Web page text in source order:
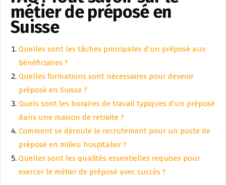
métier de préposé en
Suisse
Quelles sont les tâches principales d’un préposé aux
bénéficiaires ?
Quelles formations sont nécessaires pour devenir
préposé en Suisse ?
Quels sont les horaires de travail typiques d’un préposé
dans une maison de retraite ?
Comment se déroule le recrutement pour un poste de
préposé en milieu hospitalier ?
Quelles sont les qualités essentielles requises pour
exercer le métier de préposé avec succès ?